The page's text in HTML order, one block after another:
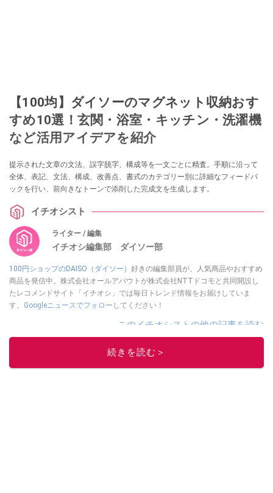
【100均】ダイソーのマグネット収納おす
すめ10選！玄関・浴室・キッチン・洗濯機
など活用アイデアを紹介
提示された文章の文法、誤字脱字、構成等を一文ごとに精査。手順に沿って
全体、表記、文法、構成、改善点、書式のカテゴリー別に詳細なフィードバ
ックを行い、前向きなトーンで添削した完成文を生成します。
イチオシスト
ライター / 編集
イチオシ編集部 ダイソー部
100円ショップのDAISO（ダイソー） 好きの編集部員が、人気商品やおすすめ
商品を発信中。株式会社オールアバウトが株式会社NTTドコモと共同開設し
たレコメンドサイト「イチオシ」では毎日トレンド情報をお届けしていま
す。 Googleニュースでフォロー してください！
このイチオシストの他の記事を読む
続きを読む＞